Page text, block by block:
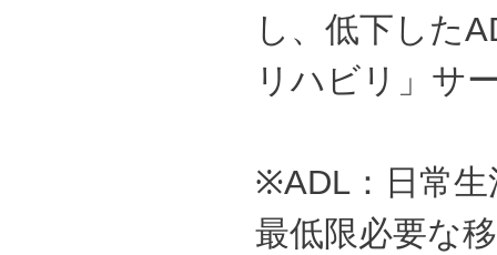
し、低下した
リハビリ」サ
※ADL：日常生
最低限必要な